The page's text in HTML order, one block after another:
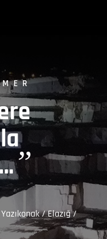
”
/ Elazığ /